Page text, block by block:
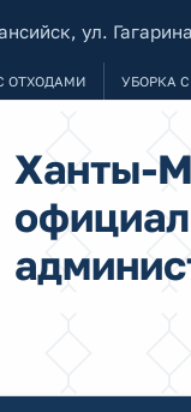
ул.
ОТХОДАМИ УБОРКА
Ханты-